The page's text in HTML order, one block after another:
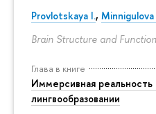
Provlotskaya I., Minnigulova
Brain Structure and
Глава в книге
Иммерсивная реальность
лингвообразовании